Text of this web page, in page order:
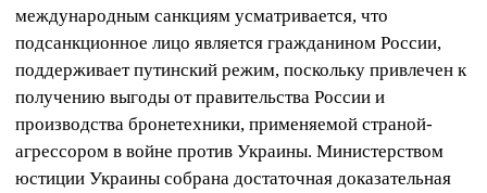
международным санкциям усматривается, что
подсанкционное лицо является гражданином России,
поддерживает путинский режим, поскольку привлечен к
получению выгоды от правительства России и
производства бронетехники, применяемой страной-
агрессором в войне против Украины. Министерством
юстиции Украины собрана достаточная доказательная